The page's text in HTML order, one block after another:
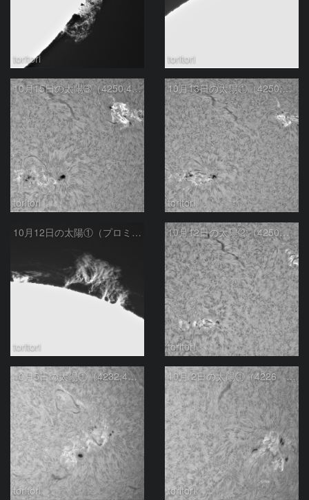
toritori toritori
10月15日の太陽➂（4250,4248,4246M4.８フレア）
toritori
10月13日の太陽①（4250,4248,4246）
toritori
10月12日の太陽①（プロミネンス北東縁）
toritori
10月12日の太陽②（4250，4248，4246）
toritori
10月5日の太陽①（4232,4236）
toritori
10月 2日の太陽①（4226 M1.2フレア）
toritori